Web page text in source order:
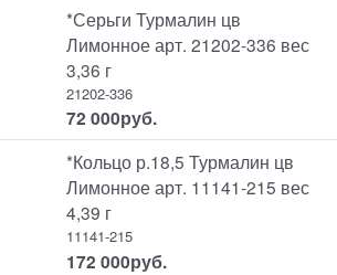
*Серьги Турмалин цв
Лимонное арт. 21202-336 вес
3,36 г
21202-336
72 000руб.
*Кольцо р.18,5 Турмалин цв
Лимонное арт. 11141-215 вес
4,39 г
11141-215
172 000руб.